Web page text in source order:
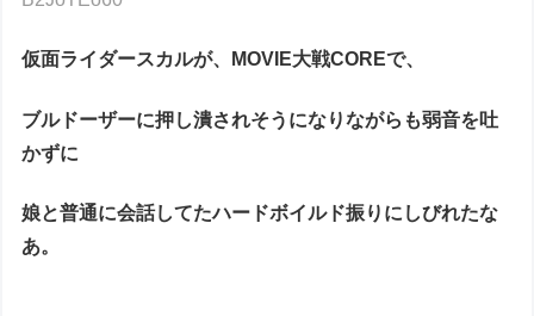
仮面ライダースカルが、MOVIE大戦COREで、
ブルドーザーに押し潰されそうになりながらも弱音を吐
かずに
娘と普通に会話してたハードボイルド振りにしびれたな
あ。